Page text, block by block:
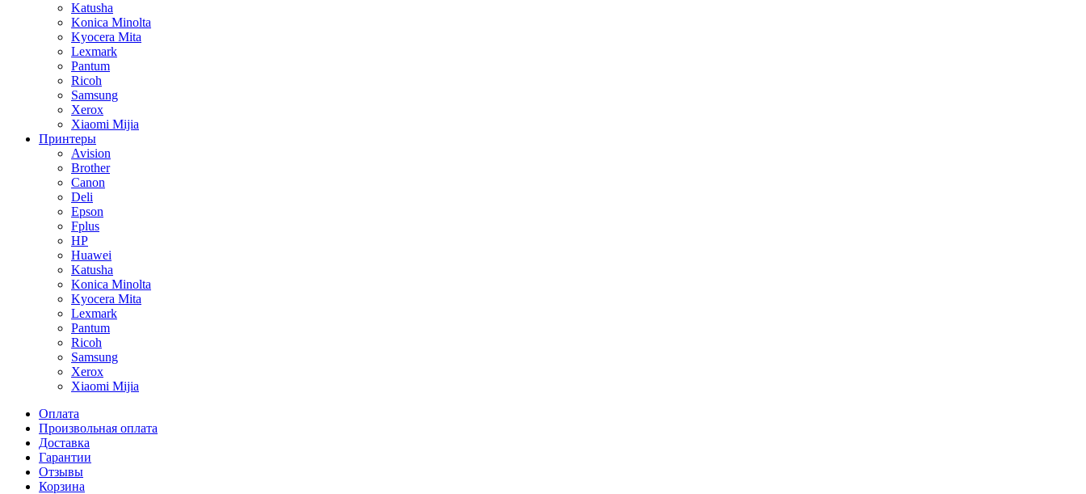
Katusha
Konica Minolta
Kyocera Mita
Lexmark
Pantum
Ricoh
Samsung
Xerox
Xiaomi Mijia
Принтеры
Avision
Brother
Canon
Deli
Epson
Fplus
HP
Huawei
Katusha
Konica Minolta
Kyocera Mita
Lexmark
Pantum
Ricoh
Samsung
Xerox
Xiaomi Mijia
Оплата
Произвольная оплата
Доставка
Гарантии
Отзывы
Корзина